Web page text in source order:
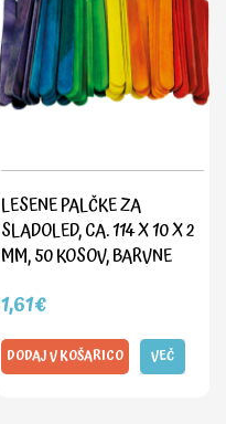
LESENE PALČKE ZA
SLADOLED, CA. 114 X 10 X 2
MM, 50 KOSOV, BARVNE
1,61€
DODAJ V KOŠARICO VEČ